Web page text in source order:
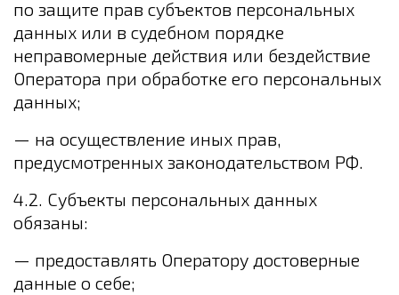
по защите прав субъектов персональных
данных или в судебном порядке
неправомерные действия или бездействие
Оператора при обработке его персональных
данных;
— на осуществление иных прав,
предусмотренных законодательством РФ.
4.2. Субъекты персональных данных
обязаны:
— предоставлять Оператору достоверные
данные о себе;